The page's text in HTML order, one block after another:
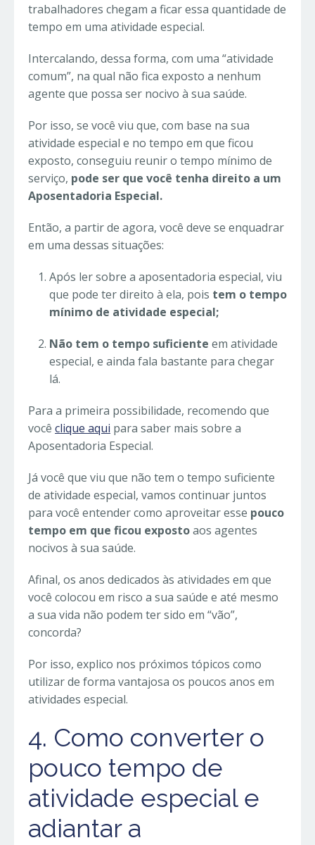
trabalhadores chegam a ficar essa quantidade de
tempo em uma atividade especial.
Intercalando, dessa forma, com uma “atividade
comum”, na qual não fica exposto a nenhum
agente que possa ser nocivo à sua saúde.
Por isso, se você viu que, com base na sua
atividade especial e no tempo em que ficou
exposto, conseguiu reunir o tempo mínimo de
serviço, pode ser que você tenha direito a um
Aposentadoria Especial.
Então, a partir de agora, você deve se enquadrar
em uma dessas situações:
Após ler sobre a aposentadoria especial, viu
que pode ter direito à ela, pois tem o tempo
mínimo de atividade especial;
Não tem o tempo suficiente em atividade
especial, e ainda fala bastante para chegar
lá.
Para a primeira possibilidade, recomendo que
você clique aqui para saber mais sobre a
Aposentadoria Especial.
Já você que viu que não tem o tempo suficiente
de atividade especial, vamos continuar juntos
para você entender como aproveitar esse pouco
tempo em que ficou expostoaos agentes
nocivos à sua saúde.
Afinal, os anos dedicados às atividades em que
você colocou em risco a sua saúde e até mesmo
a sua vida não podem ter sido em “vão”,
concorda?
Por isso, explico nos próximos tópicos como
utilizar de forma vantajosa os poucos anos em
atividades especial.
4. Como converter o
pouco tempo de
atividade especial e
adiantar a